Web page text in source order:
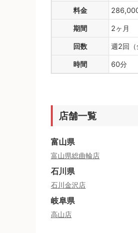
料金
期間 2ヶ月
回数 週2回（
時間 60分
店舗一覧
富山県
富山県総曲輪店
石川県
石川金沢店
岐阜県
高山店